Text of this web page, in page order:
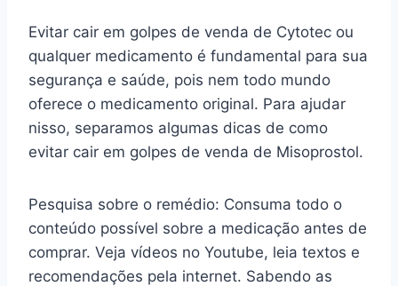
Evitar cair em golpes de venda de Cytotec ou
qualquer medicamento é fundamental para sua
segurança e saúde, pois nem todo mundo
oferece o medicamento original. Para ajudar
nisso, separamos algumas dicas de como
evitar cair em golpes de venda de Misoprostol.
Pesquisa sobre o remédio: Consuma todo o
conteúdo possível sobre a medicação antes de
comprar. Veja vídeos no Youtube, leia textos e
recomendações pela internet. Sabendo as